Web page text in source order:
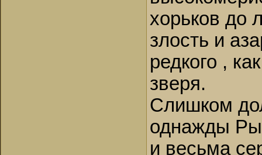
хорьков до
злость и
редкого ,
зверя.
Слишком
однажды
и весьма